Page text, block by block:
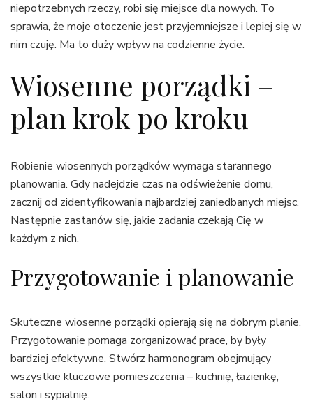
niepotrzebnych rzeczy, robi się miejsce dla nowych. To
sprawia, że moje otoczenie jest przyjemniejsze i lepiej się w
nim czuję. Ma to duży wpływ na codzienne życie.
Wiosenne porządki –
plan krok po kroku
Robienie wiosennych porządków wymaga starannego
planowania. Gdy nadejdzie czas na odświeżenie domu,
zacznij od zidentyfikowania najbardziej zaniedbanych miejsc.
Następnie zastanów się, jakie zadania czekają Cię w
każdym z nich.
Przygotowanie i planowanie
Skuteczne wiosenne porządki opierają się na dobrym planie.
Przygotowanie pomaga zorganizować prace, by były
bardziej efektywne. Stwórz harmonogram obejmujący
wszystkie kluczowe pomieszczenia – kuchnię, łazienkę,
salon i sypialnię.